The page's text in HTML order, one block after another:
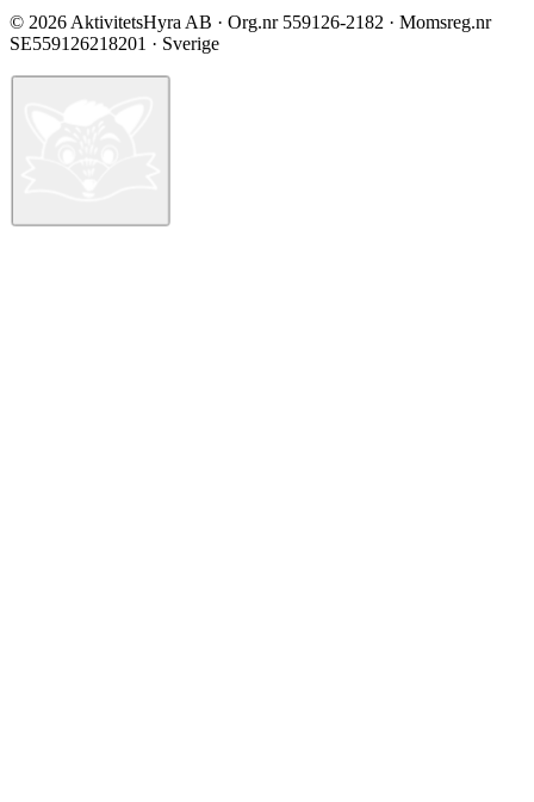
© 2026 AktivitetsHyra AB · Org.nr 559126-2182 · Momsreg.nr
SE559126218201 · Sverige